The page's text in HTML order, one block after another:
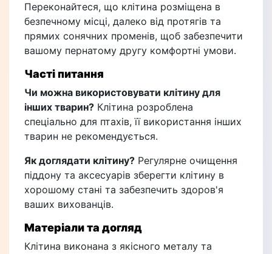
Переконайтеся, що клітина розміщена в
безпечному місці, далеко від протягів та
прямих сонячних променів, щоб забезпечити
вашому пернатому другу комфортні умови.
Часті питання
Чи можна використовувати клітину для
інших тварин? Клітина розроблена
спеціально для птахів, її використання інших
тварин не рекомендується.
Як доглядати клітину? Регулярне очищення
піддону та аксесуарів зберегти клітину в
хорошому стані та забезпечить здоров'я
ваших вихованців.
Матеріали та догляд
Клітина виконана з якісного металу та